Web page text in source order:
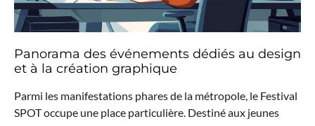
Panorama des événements dédiés au design
et à la création graphique
Parmi les manifestations phares de la métropole, le Festival
SPOT occupe une place particulière. Destiné aux jeunes